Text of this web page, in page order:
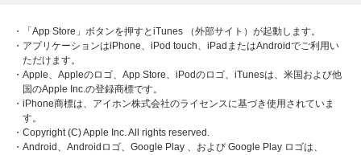
・「App Store」ボタンを押すとiTunes （外部サイト）が起動します。
・アプリケーションはiPhone、iPod touch、iPadまたはAndroidでご利用い
ただけます。
・Apple、Appleのロゴ、App Store、iPodのロゴ、iTunesは、米国および他
国のApple Inc.の登録商標です。
・iPhone商標は、アイホン株式会社のライセンスに基づき使用されていま
す。
・Copyright (C) Apple Inc. All rights reserved.
・Android、Androidロゴ、Google Play 、および Google Play ロゴは、